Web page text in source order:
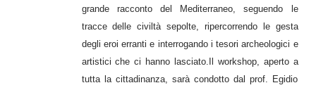
grande racconto del Mediterraneo, seguendo le
tracce delle civiltà sepolte, ripercorrendo le gesta
degli eroi erranti e interrogando i tesori archeologici e
artistici che ci hanno lasciato. Il workshop, aperto a
tutta la cittadinanza, sarà condotto dal prof. Egidio